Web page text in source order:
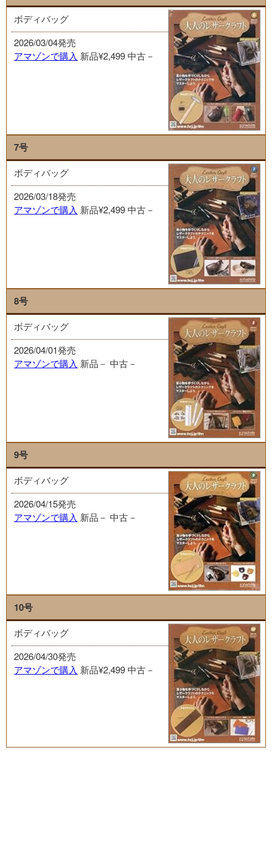
ボディバッグ
2026/03/04発売
アマゾンで購入 新品¥2,499中古－
7号
ボディバッグ
2026/03/18発売
アマゾンで購入 新品¥2,499中古－
8号
ボディバッグ
2026/04/01発売
アマゾンで購入 新品－ 中古－
9号
ボディバッグ
2026/04/15発売
アマゾンで購入 新品－ 中古－
10号
ボディバッグ
2026/04/30発売
アマゾンで購入 新品¥2,499中古－